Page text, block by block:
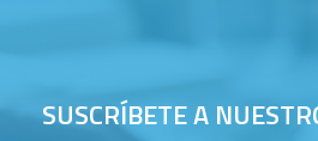
SUSCRÍBETE A